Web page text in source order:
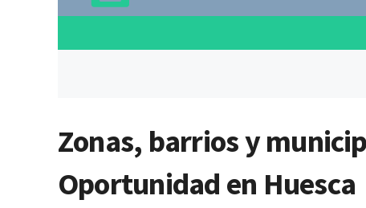
Zonas, barrios y
Oportunidad en Huesca